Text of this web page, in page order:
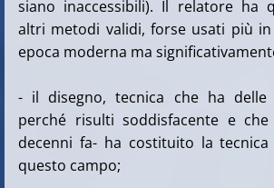
siano inaccessibili). Il relatore ha
altri metodi validi, forse usati più
epoca moderna ma
- il disegno, tecnica che ha delle
perché risulti soddisfacente e
decenni fa- ha costituito la
questo campo;